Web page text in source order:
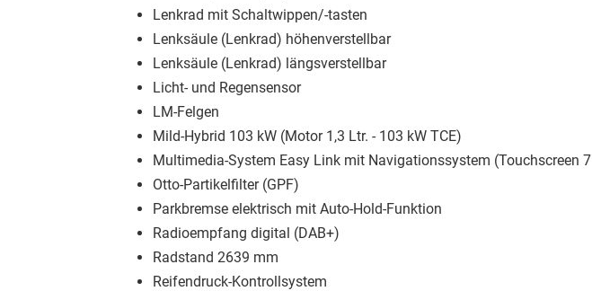
Lenkrad mit Schaltwippen/-tasten
Lenksäule (Lenkrad) höhenverstellbar
Lenksäule (Lenkrad) längsverstellbar
Licht- und Regensensor
LM-Felgen
Mild-Hybrid 103 kW (Motor 1,3 Ltr. - 103 kW TCE)
Multimedia-System Easy Link mit Navigationssystem (Touchscreen 7
Otto-Partikelfilter (GPF)
Parkbremse elektrisch mit Auto-Hold-Funktion
Radioempfang digital (DAB+)
Radstand 2639 mm
Reifendruck-Kontrollsystem